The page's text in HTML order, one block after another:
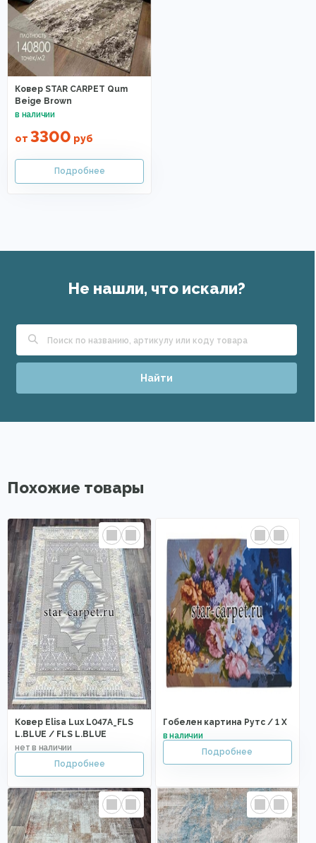
Ковер STAR CARPET Qum
Beige Brown
от 3300 руб
Не нашли, что искали?
Найти
Похожие товары
Ковер Elisa Lux L047A_FLS
L.BLUE / FLS L.BLUE
Гобелен картина Рутс / 1 X